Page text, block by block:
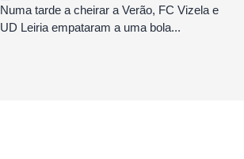
Numa tarde a cheirar a Verão, FC Vizela e
UD Leiria empataram a uma bola...